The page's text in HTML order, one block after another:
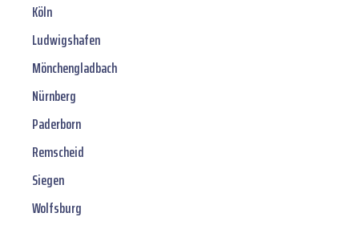
Köln
Ludwigshafen
Mönchengladbach
Nürnberg
Paderborn
Remscheid
Siegen
Wolfsburg